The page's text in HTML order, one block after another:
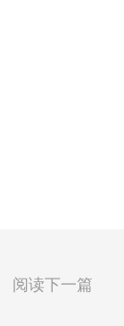
阅读下一篇